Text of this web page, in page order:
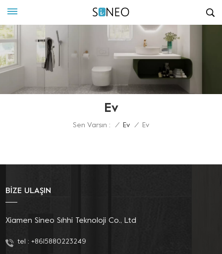
Ev
Sen Varsın : / Ev / Ev
BİZE ULAŞIN
Xiamen Sineo Sıhhi Teknoloji Co., Ltd
tel : +8615880223249